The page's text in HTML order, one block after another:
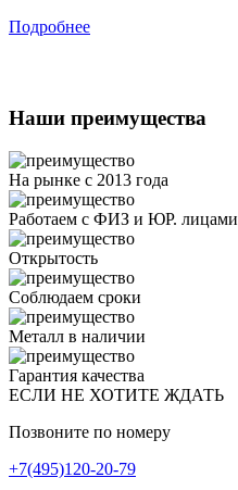
Подробнее
Наши преимущества
На рынке с 2013 года
Работаем с ФИЗ и ЮР. лицами
Открытость
Соблюдаем сроки
Металл в наличии
Гарантия качества
ЕСЛИ НЕ ХОТИТЕ ЖДАТЬ
Позвоните по номеру
+7(495)120-20-79